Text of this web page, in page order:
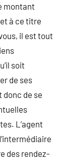
montant
à ce titre
il est tout
soit
de ses
de se
L’agent
des rendez-